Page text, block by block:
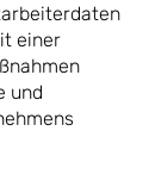
einer
und